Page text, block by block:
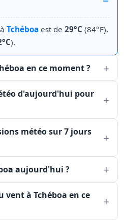
Tchéboa est de 29°C (84°F),
).
en ce moment ?
d'aujourd'hui pour
météo sur 7 jours
aujourd'hui ?
vent à Tchéboa en ce